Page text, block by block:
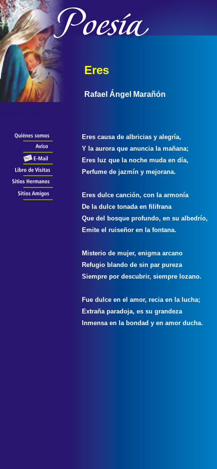
Eres
Rafael Ángel Marañón
Eres causa de albricias y alegría,
Y la aurora que anuncia la mañana;
Eres luz que la noche muda en día,
Perfume de jazmín y mejorana.
Eres dulce canción, con la armonía
De la dulce tonada en filifrana
Que del bosque profundo, en su albedrío,
Emite el ruiseñor en la fontana.
Misterio de mujer, enigma arcano
Refugio blando de sin par pureza
Siempre por descubrir, siempre lozano.
Fue dulce en el amor, recia en la lucha;
Extraña paradoja, es su grandeza
Inmensa en la bondad y en amor ducha.